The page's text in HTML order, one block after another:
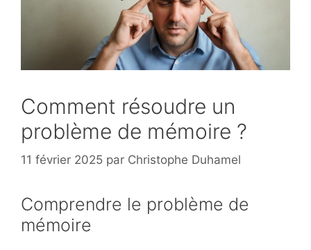
Comment résoudre un
problème de mémoire ?
11 février 2025 par Christophe Duhamel
Comprendre le problème de
mémoire